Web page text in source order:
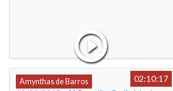
Amynthas de Barros
02:10:17